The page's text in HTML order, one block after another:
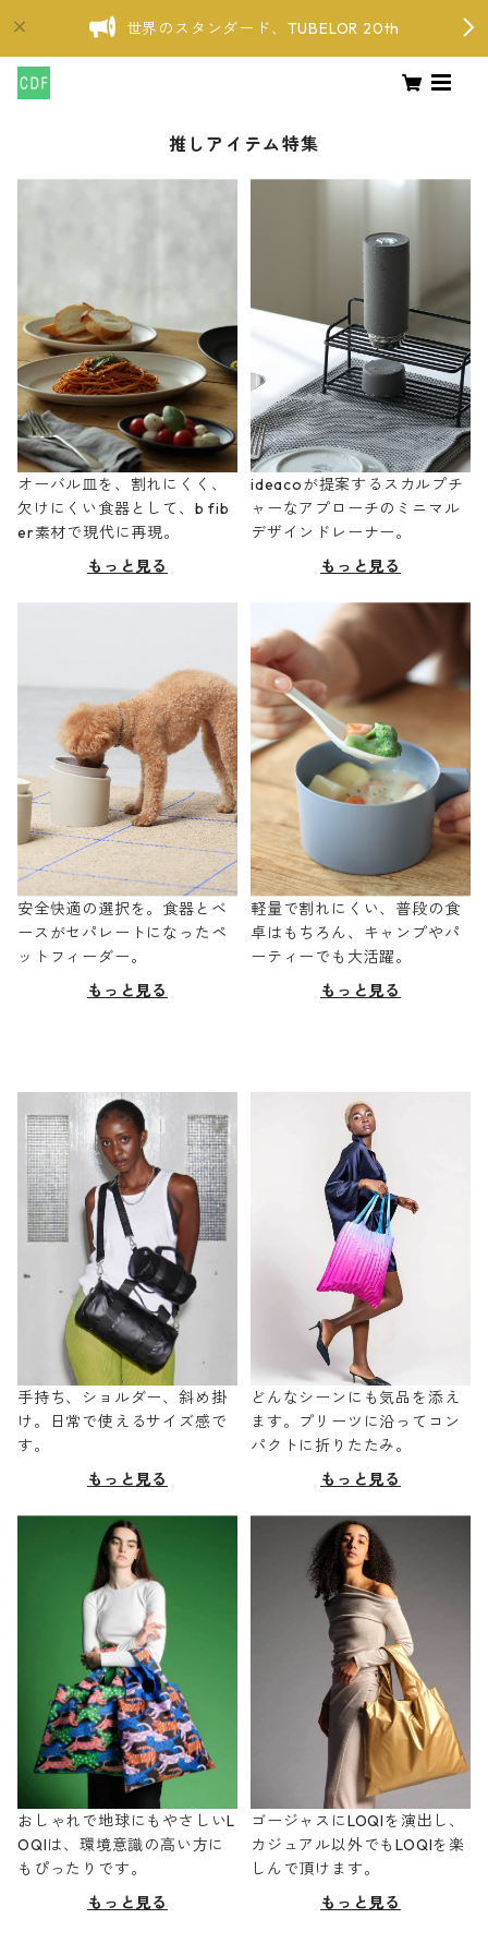
世界のスタンダード、TUBELOR 20th
推しアイテム特集
オーバル皿を、割れにくく、
欠けにくい食器として、b fib
er素材で現代に再現。
もっと見る
ideacoが提案するスカルプチ
ャーなアプローチのミニマル
デザインドレーナー。
もっと見る
安全快適の選択を。食器とベ
ースがセパレートになったペ
ットフィーダー。
もっと見る
軽量で割れにくい、普段の食
卓はもちろん、キャンプやパ
ーティーでも大活躍。
もっと見る
手持ち、ショルダー、斜め掛
け。日常で使えるサイズ感で
す。
もっと見る
どんなシーンにも気品を添え
ます。プリーツに沿ってコン
パクトに折りたたみ。
もっと見る
おしゃれで地球にもやさしいL
OQIは、環境意識の高い方に
もぴったりです。
もっと見る
ゴージャスにLOQIを演出し、
カジュアル以外でもLOQIを楽
しんで頂けます。
もっと見る